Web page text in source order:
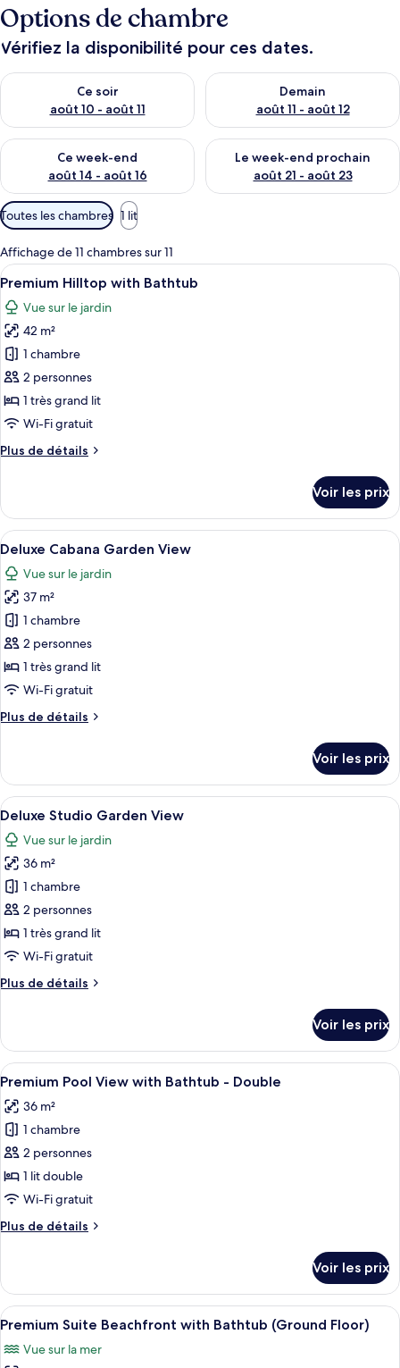
Options de chambre
Vérifiez la disponibilité pour ces dates.
Ce soir
août 10 - août 11
Vérifier la disponibilité pour ce soir août 10 - août 11
Demain
août 11 - août 12
Vérifier la disponibilité pour
Ce week-end
août 14 - août 16
Vérifier la disponibilité pour ce week-end août 14 - août 16
Le week-end prochain
août 21 - août 23
Vérifier la disponibilité pour
Filtres
disponibles
pour
les
chambres
Toutes les chambres 1 lit
Affichage de 11 chambres sur 11
Afficher
toutes
les
photos
pour
ce
type
de
chambre :
Premium
Bathtub
Une chambre d’hôtel moderne
9
Premium Hilltop with Bathtub
Vue sur le jardin
42 m²
1 chambre
2 personnes
1 très grand lit
Wi-Fi gratuit
Plus de détails
Plus
le
type
de
Premium
Hilltop
with
Bathtub
Voir les prix
Afficher
toutes
les
photos
pour
ce
type
de
chambre :
Deluxe
View
Une maison moderne avec un
12
Deluxe Cabana Garden View
Vue sur le jardin
37 m²
1 chambre
2 personnes
1 très grand lit
Wi-Fi gratuit
Plus de détails
Plus
le
type
de
Deluxe
Cabana
Garden
View
Voir les prix
Afficher
toutes
les
photos
pour
ce
type
de
chambre :
Deluxe
View
Une chambre d’hôtel moderne,
14
Deluxe Studio Garden View
Vue sur le jardin
36 m²
1 chambre
2 personnes
1 très grand lit
Wi-Fi gratuit
Plus de détails
Plus
le
type
de
Deluxe
Studio
View
Voir les prix
Afficher
toutes
les
photos
pour
ce
type
chambre :
View
with
-
Une chambre d’hôtel moderne
14
Premium Pool View with Bathtub - Double
36 m²
1 chambre
2 personnes
1 lit double
Wi-Fi gratuit
Plus de détails
Plus
le
type
de
Premium
Voir les prix
Afficher
toutes
les
Une chambre d’hôtel moderne,
4
Premium Suite Beachfront with Bathtub (Ground Floor)
Vue sur la mer